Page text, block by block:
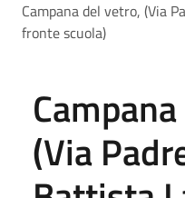
Campana del vetro, (Via
fronte scuola)
(Via